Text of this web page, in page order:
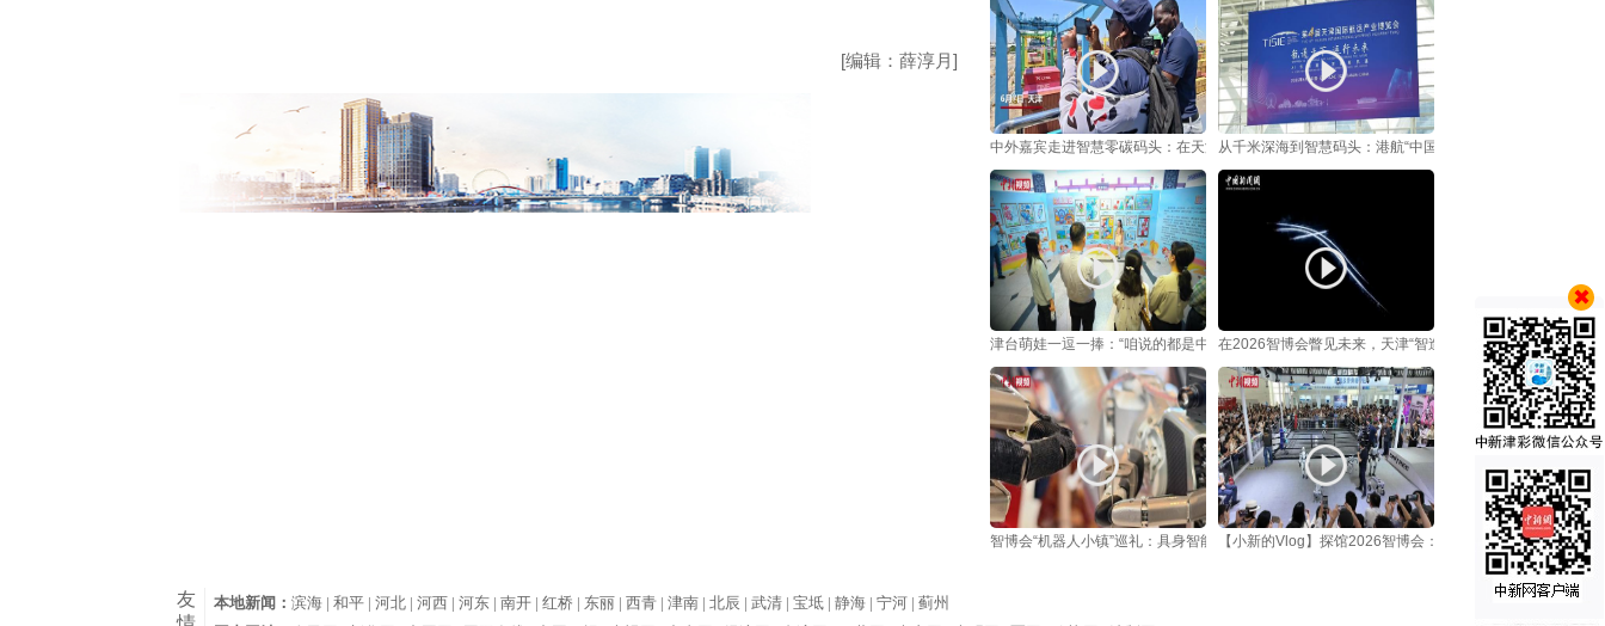
[编辑：薛淳月]
中外嘉宾走进智慧零碳码头：在天津看“港口越来越聪明，人越来越从容”
从千米深海到智慧码头：港航“中国方案”长什么样
津台萌娃一逗一捧：“咱说的都是中国话”在2026智博会瞥见未来，天津“智造”接入具身智能时代
智博会“机器人小镇”巡礼：具身智能从展品走向“实战”【小新的Vlog】探馆2026智博会：这些机器人已经“悄悄上岗
友
本地新闻： 滨海 |和平 |河北 |河西 |河东 |南开 |红桥 | 东丽 |西青 |津南 |北辰 |武清 |宝坻 |静海 |宁河 |蓟州